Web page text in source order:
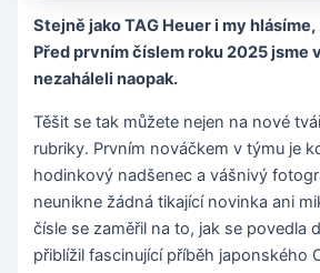
Stejně jako TAG Heuer i my
Před prvním číslem roku 2025 jsme
nezaháleli naopak.
Těšit se tak můžete nejen na nové
rubriky. Prvním nováčkem v týmu je
hodinkový nadšenec a vášnivý
neunikne žádná tikající novinka ani
čísle se zaměřil na to, jak se povedla
přiblížil fascinující příběh japonského